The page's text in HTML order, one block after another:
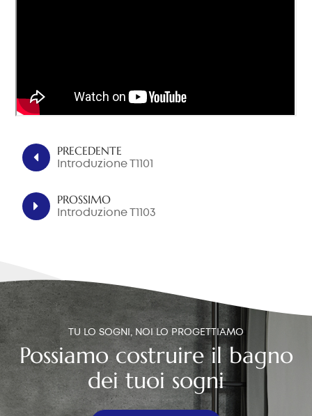
PRECEDENTE
Introduzione T1101
PROSSIMO
Introduzione T1103
TU LO SOGNI, NOI LO PROGETTIAMO
Possiamo costruire il bagno
dei tuoi sogni